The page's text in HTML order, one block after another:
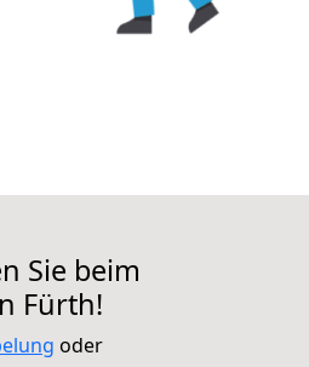
Sie beim
Fürth!
oder